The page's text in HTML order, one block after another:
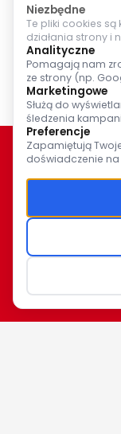
22 maja, 2022
Piknik
CARITAS
Niezbędne
Te pliki cookies
działania strony i
Analityczne
Pomagają nam
ze strony (np.
Marketingowe
Służą do
śledzenia
Preferencje
Zapamiętują
doświadczenie na